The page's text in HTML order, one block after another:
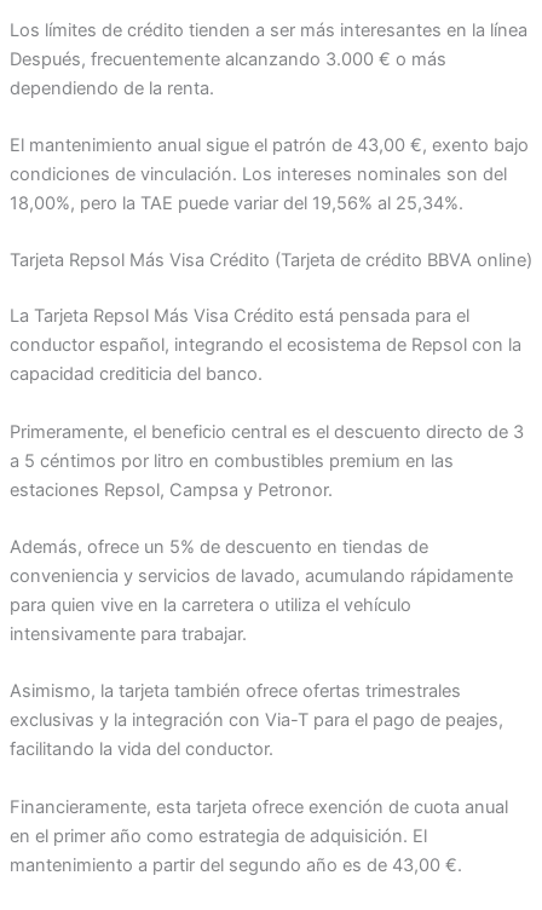
Los límites de crédito tienden a ser más interesantes en la línea
Después, frecuentemente alcanzando 3.000 € o más
dependiendo de la renta.
El mantenimiento anual sigue el patrón de 43,00 €, exento bajo
condiciones de vinculación. Los intereses nominales son del
18,00%, pero la TAE puede variar del 19,56% al 25,34%.
Tarjeta Repsol Más Visa Crédito (Tarjeta de crédito BBVA online)
La Tarjeta Repsol Más Visa Crédito está pensada para el
conductor español, integrando el ecosistema de Repsol con la
capacidad crediticia del banco.
Primeramente, el beneficio central es el descuento directo de 3
a 5 céntimos por litro en combustibles premium en las
estaciones Repsol, Campsa y Petronor.
Además, ofrece un 5% de descuento en tiendas de
conveniencia y servicios de lavado, acumulando rápidamente
para quien vive en la carretera o utiliza el vehículo
intensivamente para trabajar.
Asimismo, la tarjeta también ofrece ofertas trimestrales
exclusivas y la integración con Via-T para el pago de peajes,
facilitando la vida del conductor.
Financieramente, esta tarjeta ofrece exención de cuota anual
en el primer año como estrategia de adquisición. El
mantenimiento a partir del segundo año es de 43,00 €.